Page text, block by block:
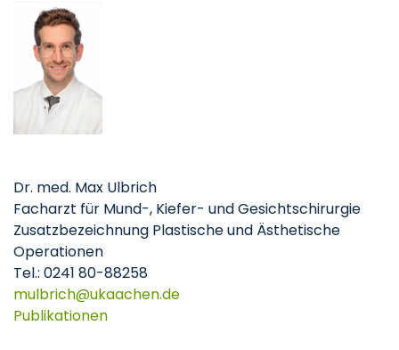
Dr. med. Max Ulbrich
Facharzt für Mund-, Kiefer- und Gesichtschirurgie
Zusatzbezeichnung Plastische und Ästhetische
Operationen
Tel.: 0241 80-88258
mulbrich
ukaachende
Publikationen